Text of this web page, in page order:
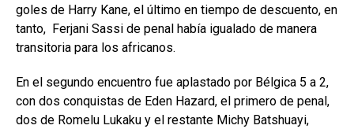
goles de Harry Kane, el último en tiempo de descuento, en
tanto, Ferjani Sassi de penal había igualado de manera
transitoria para los africanos.
En el segundo encuentro fue aplastado por Bélgica 5 a 2,
con dos conquistas de Eden Hazard, el primero de penal,
dos de Romelu Lukaku y el restante Michy Batshuayi,